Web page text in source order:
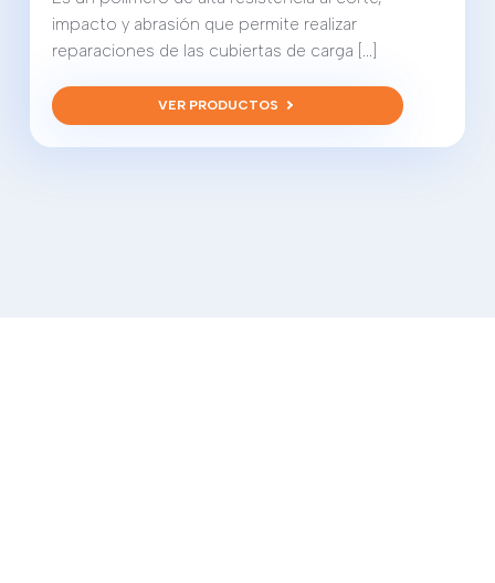
impacto y abrasión que permite realizar
reparaciones de las cubiertas de carga [...]
VER PRODUCTOS